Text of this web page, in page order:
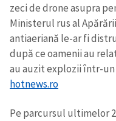
zeci de drone asupra
Ministerul rus al
antiaeriană le-ar fi
după ce oamenii au
au auzit explozii într-
hotnews.ro
Pe parcursul ultimelor